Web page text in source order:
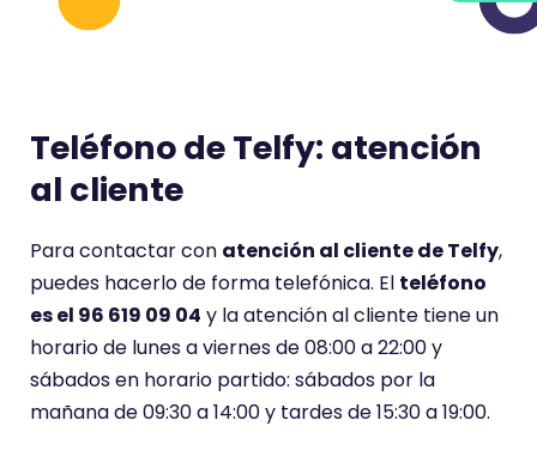
Teléfono de Telfy: atención
al cliente
Para contactar con atención al cliente de Telfy,
puedes hacerlo de forma telefónica. El teléfono
es el 96 619 09 04 y la atención al cliente tiene un
horario de lunes a viernes de 08:00 a 22:00 y
sábados en horario partido: sábados por la
mañana de 09:30 a 14:00 y tardes de 15:30 a 19:00.